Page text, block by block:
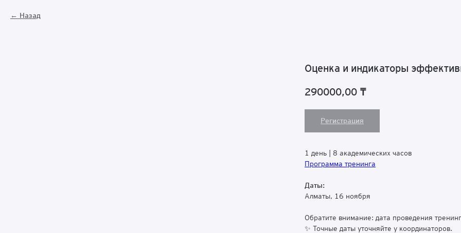
Назад
Оценка и индикаторы
290000,00 ₸
Регистрация
1 день | 8 академических часов
Программа тренинга
Даты:
Алматы, 16 ноября
Обратите внимание: дата проведения
✨ Точные даты уточняйте у координаторов.